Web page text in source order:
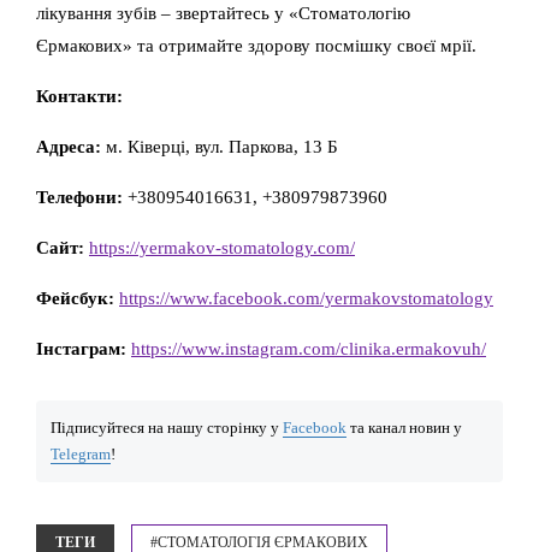
лікування зубів – звертайтесь у «Стоматологію
Єрмакових» та отримайте здорову посмішку своєї мрії.
Контакти:
Адреса: м. Ківерці, вул. Паркова, 13 Б
Телефони: +380954016631, +380979873960
Сайт: https://yermakov-stomatology.com/
Фейсбук: https://www.facebook.com/yermakovstomatology
Інстаграм: https://www.instagram.com/clinika.ermakovuh/
Підписуйтеся на нашу сторінку у Facebook та канал новин у
Telegram!
ТЕГИ #СТОМАТОЛОГІЯ ЄРМАКОВИХ